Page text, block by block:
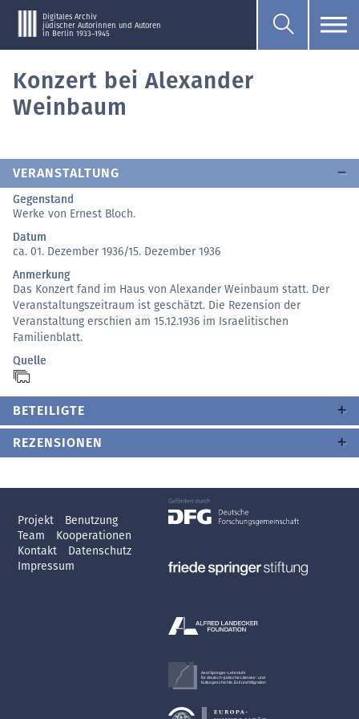
Digitales Archiv
jüdischer Autorinnen und Autoren
in Berlin 1933–1945
Konzert bei Alexander
Weinbaum
VERANSTALTUNG
Gegenstand
Werke von Ernest Bloch.
Datum
ca. 01. Dezember 1936/15. Dezember 1936
Anmerkung
Das Konzert fand im Haus von Alexander Weinbaum statt. Der
Veranstaltungszeitraum ist geschätzt. Die Rezension der
Veranstaltung erschien am 15.12.1936 im Israelitischen
Familienblatt.
Quelle
BETEILIGTE
REZENSIONEN
Projekt
Benutzung
Team
Kooperationen
Kontakt
Datenschutz
Impressum
Axel Springer-Lehrstuhl
für deutsch-jüdische Literatur- und
Kulturgeschichte, Exil und Migration